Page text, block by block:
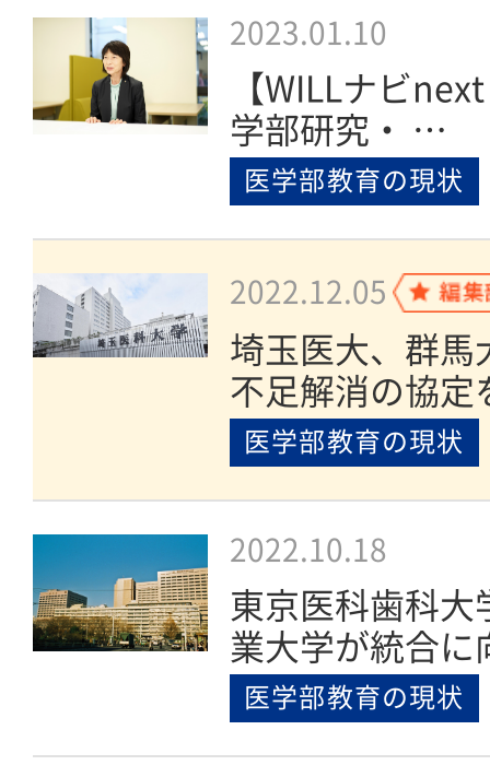
医学部教育の現状
2023.01.10
【WILLナビ
学部研究・ …
医学部教育の現状
2022.12.05
埼玉医大、群馬
不足解消の協定
医学部教育の現状
2022.10.18
東京医科歯科大
業大学が統合